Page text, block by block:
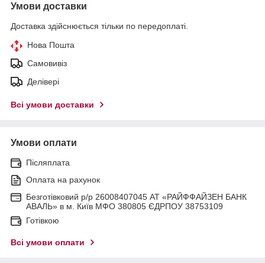
Умови доставки
Доставка здійснюється тільки по передоплаті.
Нова Пошта
Самовивіз
Делівері
Всі умови доставки
Умови оплати
Післяплата
Оплата на рахунок
Безготівковий р/р 26008407045 АТ «РАЙФФАЙЗЕН БАНК
АВАЛЬ» в м. Київ МФО 380805 ЄДРПОУ 38753109
Готівкою
Всі умови оплати